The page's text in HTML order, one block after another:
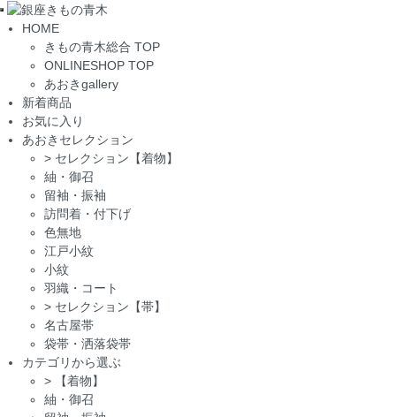
Toggle
navigation
HOME
きもの青木総合 TOP
ONLINESHOP TOP
あおきgallery
新着商品
お気に入り
あおきセレクション
> セレクション【着物】
紬・御召
留袖・振袖
訪問着・付下げ
色無地
江戸小紋
小紋
羽織・コート
> セレクション【帯】
名古屋帯
袋帯・洒落袋帯
カテゴリから選ぶ
>
【着物】
紬・御召